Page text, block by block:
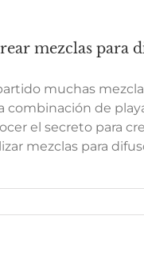
mezclas para
muchas
combinación de
el secreto para
mezclas para